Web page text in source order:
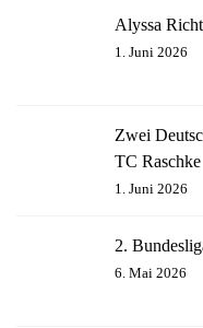
Alyssa
1. Juni 2026
Zwei
TC Raschke
1. Juni 2026
2.
6. Mai 2026